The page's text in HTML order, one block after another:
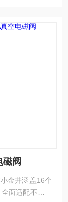
阀
金井涵盖16个
面适配不同场